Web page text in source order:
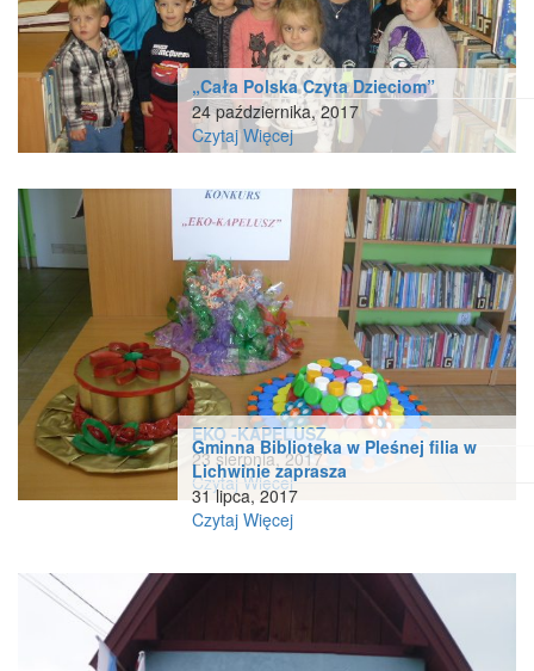
„Cała Polska Czyta Dzieciom”
24 października, 2017
Czytaj Więcej
EKO -KAPELUSZ
23 sierpnia, 2017
Czytaj Więcej
Gminna Biblioteka w Pleśnej filia w
Lichwinie zaprasza
31 lipca, 2017
Czytaj Więcej